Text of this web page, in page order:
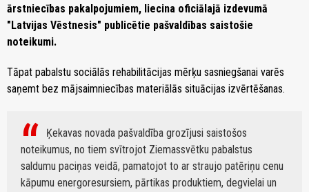
ārstniecības pakalpojumiem, liecina oficiālajā izdevumā
"Latvijas Vēstnesis" publicētie pašvaldības saistošie
noteikumi.
Tāpat pabalstu sociālās rehabilitācijas mērķu sasniegšanai varēs
saņemt bez mājsaimniecības materiālās situācijas izvērtēšanas.
Ķekavas novada pašvaldība grozījusi saistošos
noteikumus, no tiem svītrojot Ziemassvētku pabalstus
saldumu paciņas veidā, pamatojot to ar straujo patēriņu cenu
kāpumu energoresursiem, pārtikas produktiem, degvielai un